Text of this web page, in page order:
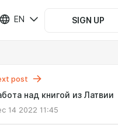
EN SIGN UP
post
над книгой из Латвии
14 2022 11:45